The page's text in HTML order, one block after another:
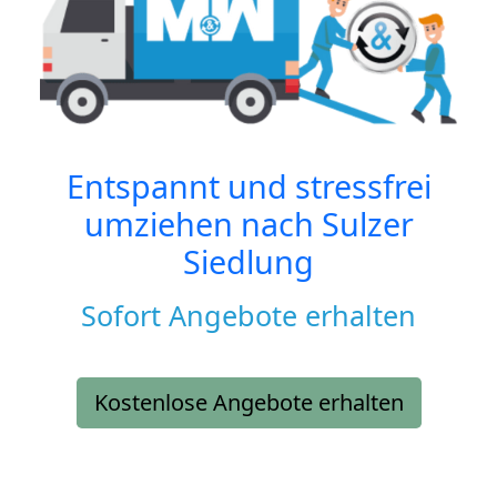
Entspannt und stressfrei
umziehen nach Sulzer
Siedlung
Sofort Angebote erhalten
Kostenlose Angebote erhalten